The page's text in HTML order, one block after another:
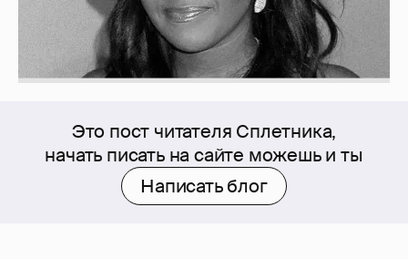
Это пост читателя Сплетника,
начать писать на сайте можешь и ты
Написать блог